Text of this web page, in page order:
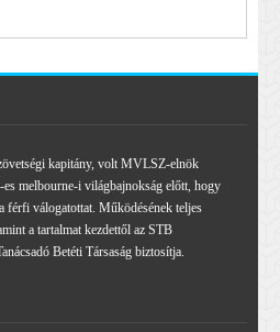
kapitány, volt MVLSZ-elnök
es melbourne-i világbajnokság előtt, hogy
férfi válogatottat. Működésének teljes
a tartalmat kezdettől az STB
Betéti Társaság biztosítja.